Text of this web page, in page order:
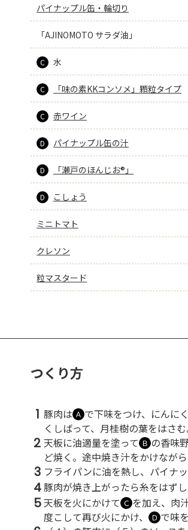
パイナップル缶・輪切り
「AJINOMOTO サラダ油」
C 水
C 「味の素KKコンソメ」顆粒タイプ
C 赤ワイン
D パイナップル缶の汁
D 「瀬戸のほんじお®」
D こしょう
ミニトマト
クレソン
粒マスタード
つくり方
1 豚肉は Ａ で下味をつけ、にんに
くしばって、月桂樹の葉をはさ
2 天板に油適量を塗って Ｂ の香味
ど焼く。途中焼き汁をかけながら
3 フライパンに油を熱し、パイナ
4豚肉が焼き上がったら糸をはずし
5天板を火にかけて Ｃ を加え、肉
度こして再び火にかけ、
Ｄ で味